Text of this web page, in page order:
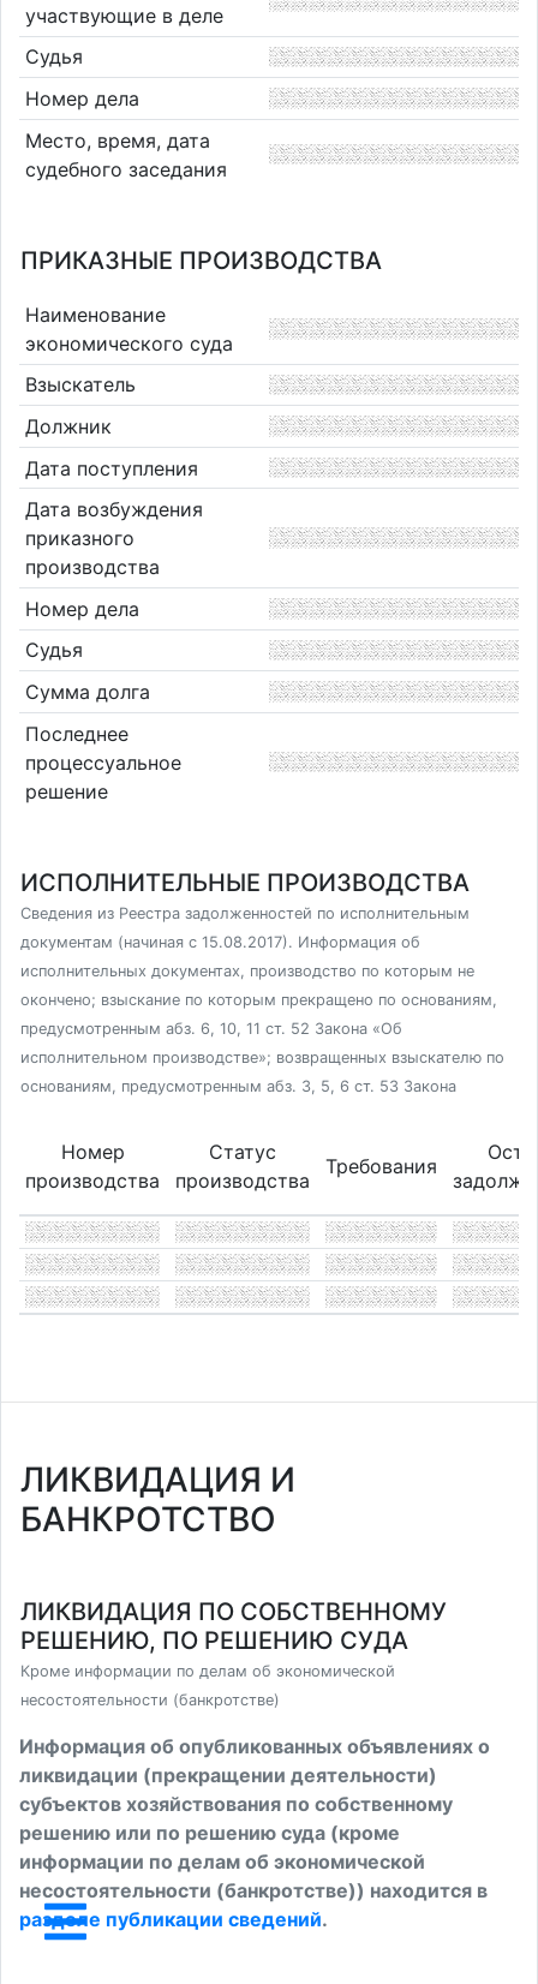
участвующие в деле
Судья
Номер дела
Место, время, дата
судебного заседания
ПРИКАЗНЫЕ ПРОИЗВОДСТВА
Наименование
экономического суда
Взыскатель
Должник
Дата поступления
Дата возбуждения
приказного
производства
Номер дела
Судья
Сумма долга
Последнее
процессуальное
решение
ИСПОЛНИТЕЛЬНЫЕ ПРОИЗВОДСТВА
Сведения из Реестра задолженностей по исполнительным
документам (начиная с 15.08.2017). Информация об
исполнительных документах, производство по которым не
окончено; взыскание по которым прекращено по основаниям,
предусмотренным абз. 6, 10, 11 ст. 52 Закона «Об
исполнительном производстве»; возвращенных взыскателю по
основаниям, предусмотренным абз. 3, 5, 6 ст. 53 Закона
Номер
производства
Статус
производства
Требования
ЛИКВИДАЦИЯ И
БАНКРОТСТВО
ЛИКВИДАЦИЯ ПО СОБСТВЕННОМУ
РЕШЕНИЮ, ПО РЕШЕНИЮ СУДА
Кроме информации по делам об экономической
несостоятельности (банкротстве)
Информация об опубликованных объявлениях о
ликвидации (прекращении деятельности)
субъектов хозяйствования по собственному
решению или по решению суда (кроме
информации по делам об экономической
несостоятельности (банкротстве)) находится в
разделе публикации сведений.